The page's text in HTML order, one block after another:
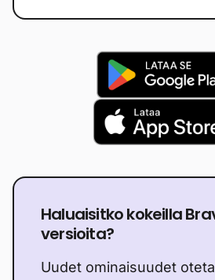
Haluaisitko kokeilla
versioita?
Uudet ominaisuudet